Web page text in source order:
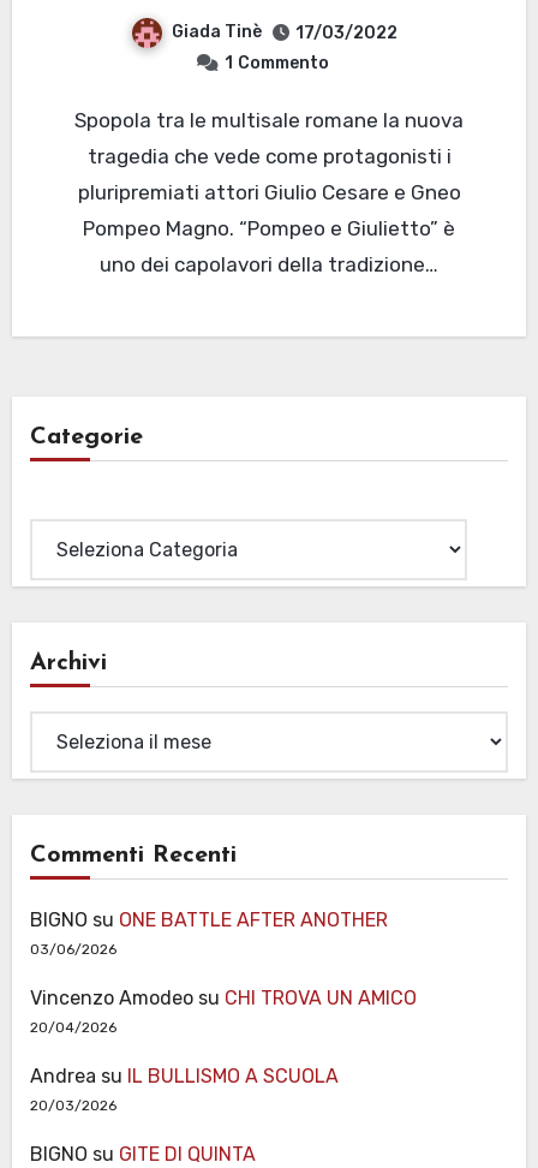
Giada Tinè
17/03/2022
1 Commento
Spopola tra le multisale romane la nuova
tragedia che vede come protagonisti i
pluripremiati attori Giulio Cesare e Gneo
Pompeo Magno. “Pompeo e Giulietto” è
uno dei capolavori della tradizione…
Categorie
Archivi
Commenti Recenti
BIGNO su ONE BATTLE AFTER ANOTHER
03/06/2026
Vincenzo Amodeosu CHI TROVA UN AMICO
20/04/2026
Andrea su IL BULLISMO A SCUOLA
20/03/2026
BIGNO su GITE DI QUINTA